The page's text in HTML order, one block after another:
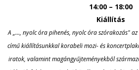
14:00 – 18:00
Kiállítás
A „…, nyolc óra pihenés, nyolc óra szórakozás"
című kiállításunkkal korabeli mozi- és
iratok, valamint magángyűjteményekből